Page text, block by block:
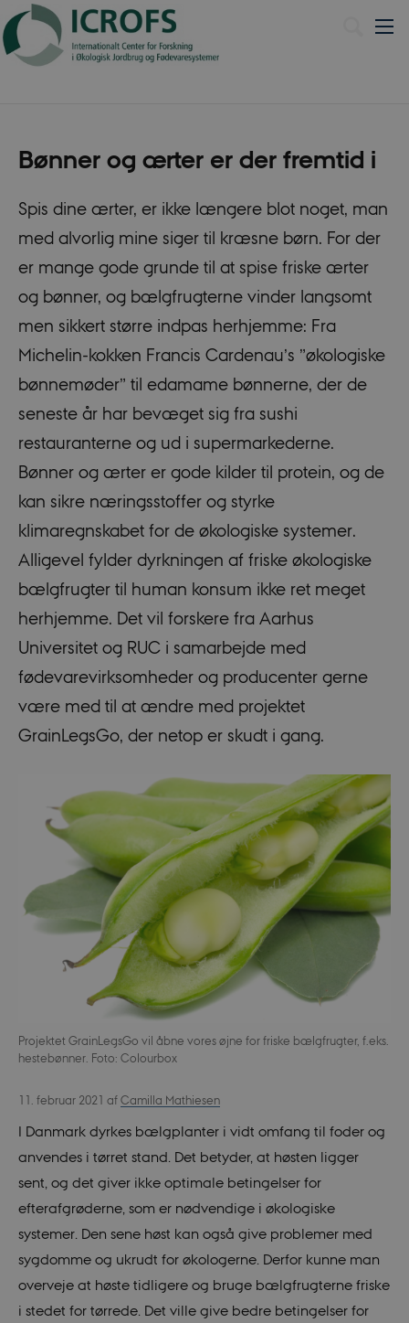
Bønner og ærter er der fremtid i
Spis dine ærter, er ikke længere blot noget, man
med alvorlig mine siger til kræsne børn. For der
er mange gode grunde til at spise friske ærter
og bønner, og bælgfrugterne vinder langsomt
men sikkert større indpas herhjemme: Fra
Michelin-kokken Francis Cardenau’s ”økologiske
bønnemøder” til edamame bønnerne, der de
seneste år har bevæget sig fra sushi
restauranterne og ud i supermarkederne.
Bønner og ærter er gode kilder til protein, og de
kan sikre næringsstoffer og styrke
klimaregnskabet for de økologiske systemer.
Alligevel fylder dyrkningen af friske økologiske
bælgfrugter til human konsum ikke ret meget
herhjemme. Det vil forskere fra Aarhus
Universitet og RUC i samarbejde med
fødevarevirksomheder og producenter gerne
være med til at ændre med projektet
GrainLegsGo, der netop er skudt i gang.
Projektet GrainLegsGo vil åbne vores øjne for friske bælgfrugter, f.eks.
hestebønner. Foto: Colourbox
11. februar 2021 af Camilla Mathiesen
I Danmark dyrkes bælgplanter i vidt omfang til foder og
anvendes i tørret stand. Det betyder, at høsten ligger
sent, og det giver ikke optimale betingelser for
efterafgrøderne, som er nødvendige i økologiske
systemer. Den sene høst kan også give problemer med
sygdomme og ukrudt for økologerne. Derfor kunne man
overveje at høste tidligere og bruge bælgfrugterne friske
i stedet for tørrede. Det ville give bedre betingelser for